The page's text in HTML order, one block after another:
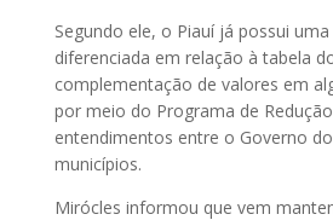
Segundo ele, o Piauí já possui
diferenciada em relação à tabela
complementação de valores em
por meio do Programa de
entendimentos entre o Governo
municípios.
Mirócles informou que vem